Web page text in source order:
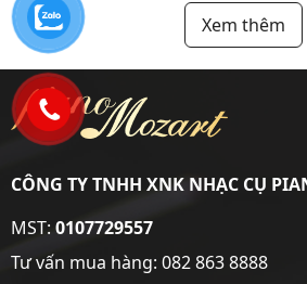
Xem thêm
CÔNG TY TNHH XNK NHẠC CỤ
MST:0107729557
Tư vấn mua hàng: 082 863 8888